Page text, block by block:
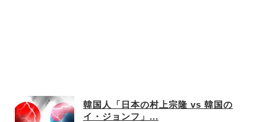
韓国人「日本の村上宗隆 vs 韓国の
イ・ジョンフ」...